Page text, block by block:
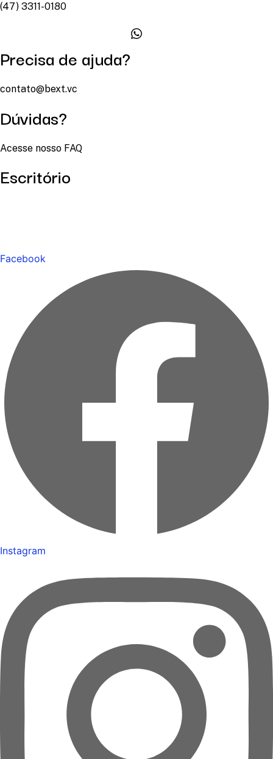
(47) 3311-0180
Precisa de ajuda?
contato@bext.vc
Dúvidas?
Acesse nosso FAQ
Escritório
Facebook
Instagram